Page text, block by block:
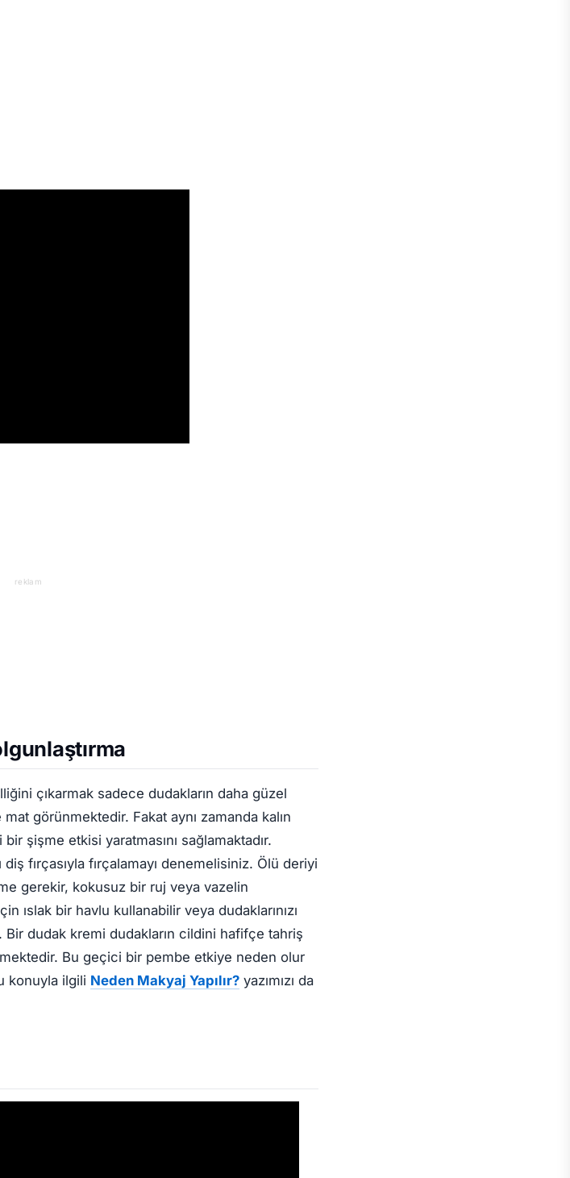
reklam
çıkarmak sadece dudakların daha güzel
görünmektedir. Fakat aynı zamanda kalın
şişme etkisi yaratmasını sağlamaktadır.
diş fırçasıyla fırçalamayı denemelisiniz. Ölü deriyi
gerekir, kokusuz bir ruj veya vazelin
ıslak bir havlu kullanabilir veya dudaklarınızı
dudak kremi dudakların cildini hafifçe tahriş
Bu geçici bir pembe etkiye neden olur
konuyla ilgili Neden Makyaj Yapılır? yazımızı da